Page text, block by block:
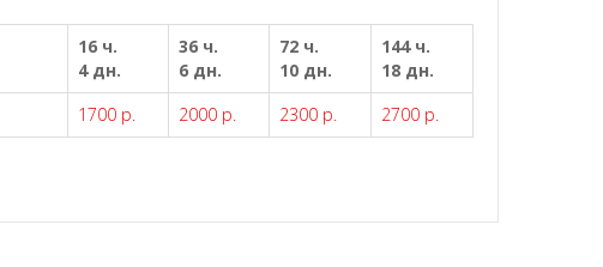
16 ч.
4 дн.
36 ч.
6 дн.
72 ч.
10 дн.
144 ч.
18 дн.
1700 р. 2000 р. 2300 р. 2700 р.